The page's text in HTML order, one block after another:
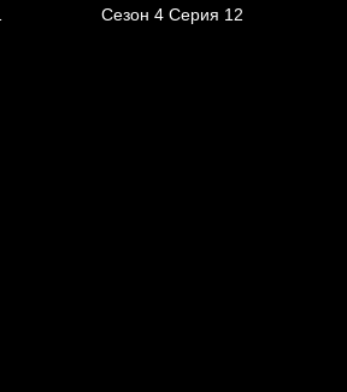
Сезон 4 Серия 12